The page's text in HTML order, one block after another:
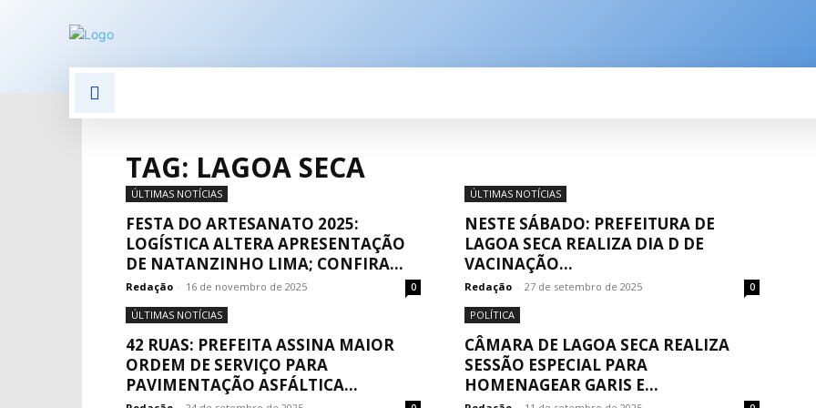
TAG: LAGOA SECA
ÚLTIMAS NOTÍCIAS
FESTA DO ARTESANATO 2025:
LOGÍSTICA ALTERA APRESENTAÇÃO
DE NATANZINHO LIMA; CONFIRA...
Redação - 16 de novembro de 2025 0
ÚLTIMAS NOTÍCIAS
NESTE SÁBADO: PREFEITURA DE
LAGOA SECA REALIZA DIA D DE
VACINAÇÃO...
Redação - 27 de setembro de 2025 0
ÚLTIMAS NOTÍCIAS
42 RUAS: PREFEITA ASSINA MAIOR
ORDEM DE SERVIÇO PARA
PAVIMENTAÇÃO ASFÁLTICA...
POLÍTICA
CÂMARA DE LAGOA SECA REALIZA
SESSÃO ESPECIAL PARA
HOMENAGEAR GARIS E...